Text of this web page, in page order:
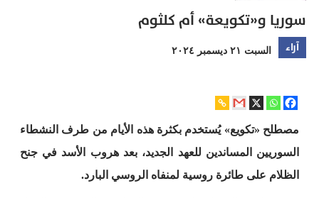
سوريا و«تكويعة» أم كلثوم
آراء السبت ٢١ ديسمبر ٢٠٢٤
مصطلح «تكويع» يُستخدم بكثرة هذه الأيام من طرف النشطاء
السوريين المساندين للعهد الجديد، بعد هروب الأسد في جنح
الظلام على طائرة روسية لمنفاه الروسي البارد.